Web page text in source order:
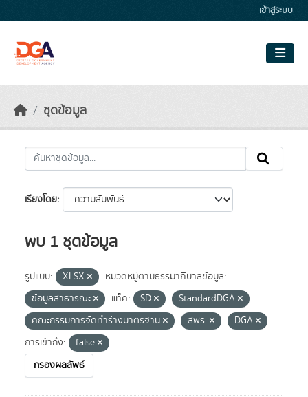
เข้าสู่ระบบ
ชุดข้อมูล
เรียงโดย
พบ 1 ชุดข้อมูล
รูปแบบ: XLSX
หมวดหมู่ตามธรรมาภิบาลข้อมูล:
ข้อมูลสาธารณะ
แท็ค: SD
StandardDGA
คณะกรรมการจัดทำร่างมาตรฐาน
สพร.
DGA
การเข้าถึง:
false
กรองผลลัพธ์